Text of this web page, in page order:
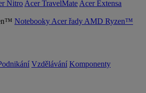
Nitro Acer TravelMate Acer Extensa
Notebooky Acer řady AMD Ryzen™
Vzdělávání Komponenty